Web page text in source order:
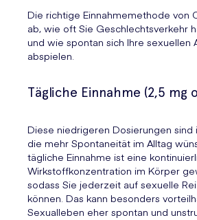
Die richtige Einnahmemethode von
ab, wie oft Sie Geschlechtsverkehr
und wie spontan sich Ihre sexuellen
abspielen.
Tägliche Einnahme (2,5 mg
Diese niedrigeren Dosierungen sind
die mehr Spontaneität im Alltag
tägliche Einnahme ist eine
Wirkstoffkonzentration im Körper
sodass Sie jederzeit auf sexuelle
können. Das kann besonders
Sexualleben eher spontan und